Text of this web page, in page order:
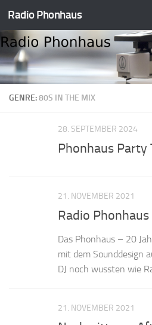
Zum Inhalt springen
Radio Phonhaus
GENRE:80S IN THE MIX
28. SEPTEMBER 2024
Phonhaus Party
21. NOVEMBER 2021
Radio Phonhaus
Das Phonhaus – 20
mit dem Sounddesign
DJ noch wussten wie
21. NOVEMBER 2021